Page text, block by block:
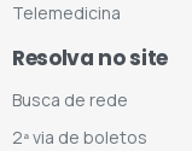
Telemedicina
Resolva no site
Busca de rede
2ª via de boletos